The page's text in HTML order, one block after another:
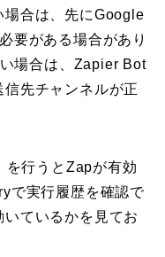
場合は、先にGoogle
要がある場合があり
場合は、Zapier Bot
先チャンネルが正
行うとZapが有効
で実行履歴を確認で
ているかを見てお